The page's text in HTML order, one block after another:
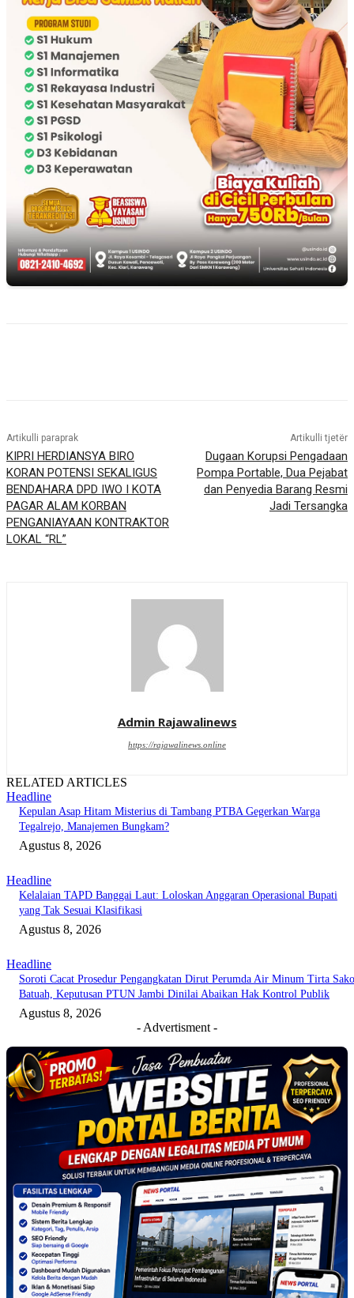
Artikulli paraprak
KIPRI HERDIANSYA BIRO
KORAN POTENSI SEKALIGUS
BENDAHARA DPD IWO I KOTA
PAGAR ALAM KORBAN
PENGANIAYAAN KONTRAKTOR
LOKAL “RL”
Artikulli tjetër
Dugaan Korupsi Pengadaan
Pompa Portable, Dua Pejabat
dan Penyedia Barang Resmi
Jadi Tersangka
Admin Rajawalinews
https://rajawalinews.online
RELATED ARTICLES
Headline
Kepulan Asap Hitam Misterius di Tambang PTBA Gegerkan Warga
Tegalrejo, Manajemen Bungkam?
Agustus 8, 2026
Headline
Kelalaian TAPD Banggai Laut: Loloskan Anggaran Operasional Bupati
yang Tak Sesuai Klasifikasi
Agustus 8, 2026
Headline
Soroti Cacat Prosedur Pengangkatan Dirut Perumda Air Minum Tirta Sako
Batuah, Keputusan PTUN Jambi Dinilai Abaikan Hak Kontrol Publik
Agustus 8, 2026
- Advertisment -